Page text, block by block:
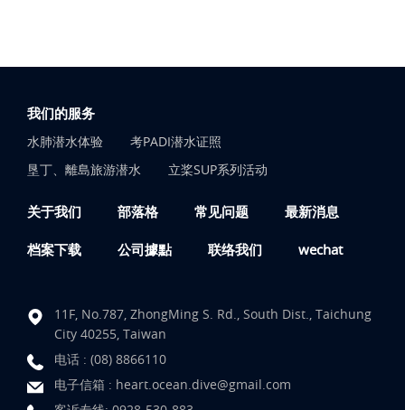
我们的服务
水肺潜水体验
考PADI潜水证照
垦丁、離島旅游潜水
立桨SUP系列活动
关于我们 部落格 常见问题 最新消息
档案下载 公司據點 联络我们 wechat
11F, No.787, ZhongMing S. Rd., South Dist., Taichung
City 40255, Taiwan
电话 : (08) 8866110
电子信箱 : heart.ocean.dive@gmail.com